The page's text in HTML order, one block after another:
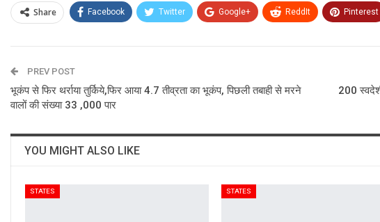
Share Facebook Twitter Google+ ReddIt Pinterest
PREV POST
भूकंप से फिर थर्राया तुर्किये,फिर आया 4.7 तीव्रता का भूकंप, पिछली तबाही से मरने
वालों की संख्या 33 ,000 पार
200
YOU MIGHT ALSO LIKE
STATES STATES